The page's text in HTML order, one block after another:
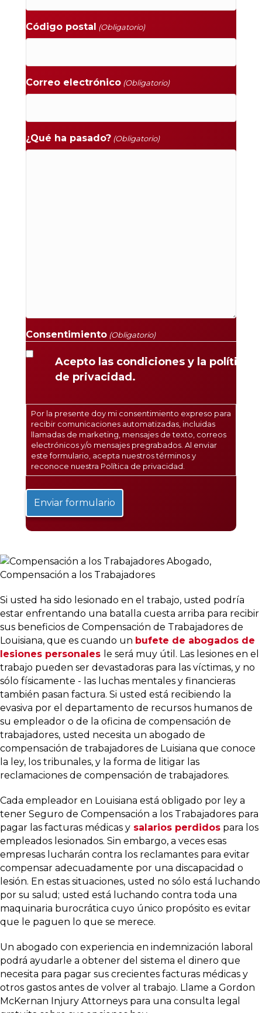
Código postal (Obligatorio)
Correo electrónico (Obligatorio)
¿Qué ha pasado? (Obligatorio)
Consentimiento (Obligatorio)
Acepto las condiciones y la política
de privacidad.
Por la presente doy mi consentimiento expreso para
recibir comunicaciones automatizadas, incluidas
llamadas de marketing, mensajes de texto, correos
electrónicos y/o mensajes pregrabados. Al enviar
este formulario, acepta nuestros términos y
reconoce nuestra Política de privacidad
Si usted ha sido lesionado en el trabajo, usted podría
estar enfrentando una batalla cuesta arriba para recibir
sus beneficios de Compensación de Trabajadores de
Louisiana, que es cuando un bufete de abogados de
lesiones personales le será muy útil. Las lesiones en el
trabajo pueden ser devastadoras para las víctimas, y no
sólo físicamente - las luchas mentales y financieras
también pasan factura. Si usted está recibiendo la
evasiva por el departamento de recursos humanos de
su empleador o de la oficina de compensación de
trabajadores, usted necesita un abogado de
compensación de trabajadores de Luisiana que conoce
la ley, los tribunales, y la forma de litigar las
reclamaciones de compensación de trabajadores.
Cada empleador en Louisiana está obligado por ley a
tener Seguro de Compensación a los Trabajadores para
pagar las facturas médicas y salarios perdidos para los
empleados lesionados. Sin embargo, a veces esas
empresas lucharán contra los reclamantes para evitar
compensar adecuadamente por una discapacidad o
lesión. En estas situaciones, usted no sólo está luchando
por su salud; usted está luchando contra toda una
maquinaria burocrática cuyo único propósito es evitar
que le paguen lo que se merece.
Un abogado con experiencia en indemnización laboral
podrá ayudarle a obtener del sistema el dinero que
necesita para pagar sus crecientes facturas médicas y
otros gastos antes de volver al trabajo. Llame a Gordon
McKernan Injury Attorneys para una consulta legal